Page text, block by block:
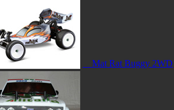
Mat Rat Buggy 2WD